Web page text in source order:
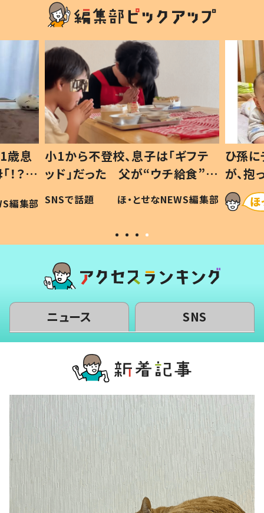
歳息
？」
編集部
小1から不登校、息子は「ギフテ
ッド」だった 父が“ウチ給食”を
作り続ける理由とは #令和の親
#令和の子
SNSで話題 ほ・とせなNEWS編集部
ひ孫
が、
「涙が
い」
ニュース SNS